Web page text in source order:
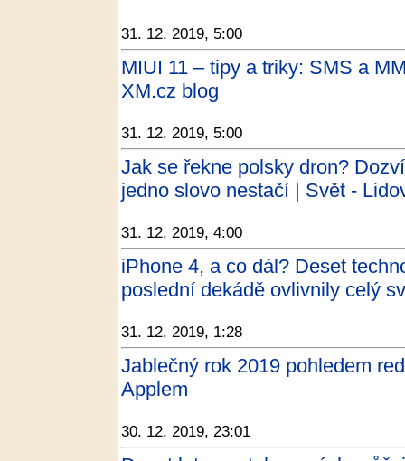
31. 12. 2019, 5:00
MIUI 11 – tipy a triky: SMS a
XM.cz blog
31. 12. 2019, 5:00
Jak se řekne polsky dron?
jedno slovo nestačí | Svět -
31. 12. 2019, 4:00
iPhone 4, a co dál? Deset
poslední dekádě ovlivnily celý
31. 12. 2019, 1:28
Jablečný rok 2019 pohledem
Applem
30. 12. 2019, 23:01